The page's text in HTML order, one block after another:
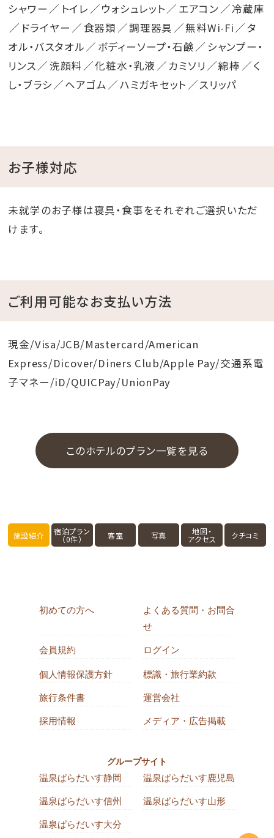
シャワー トイレ ウォシュレット エアコン
冷蔵庫
ドライヤー
食器類 調理器具 無料Wi-Fi
タ
オル・バスタオル
ボディーソープ・石鹸
シャンプー・
リンス
洗顔料 化粧水・乳液 カミソリ 綿棒
く
し・ブラシ
ヘアゴム ハミガキセット スリッパ
お子様対応
未就学のお子様は寝具・食事をそれぞれご選択いただ
けます。
ご利用可能なお支払い方法
現金/Visa/JCB/Mastercard/American
Express/Dicover/Diners Club/Apple Pay/交通系電
子マネー/iD/QUICPay/UnionPay
このホテルのプラン一覧を見る
施設紹介 宿泊プラン
（0件） 客室 写真 地図・
アクセス クチコミ
初めての方へ
よくある質問・お問合
せ
会員規約 ログイン
個人情報保護方針 標識・旅行業約款
旅行条件書 運営会社
採用情報 メディア・広告掲載
グループサイト
温泉ぱらだいす静岡 温泉ぱらだいす鹿児島
温泉ぱらだいす信州 温泉ぱらだいす山形
温泉ぱらだいす大分